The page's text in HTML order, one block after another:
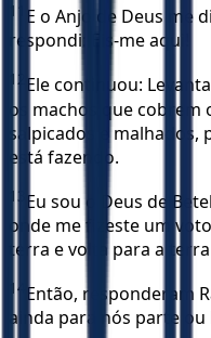
11
E o Anjo de Deus me
respondi: Eis-me aqui!
12 Ele continuou:
os machos que cobrem
salpicados e
está fazendo.
13 Eu sou o Deus de
onde me fizeste um
terra e volta para a
14 Então, responderam
ainda para nós parte ou